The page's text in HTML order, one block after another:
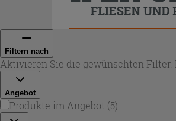
Filtern nach
Aktivieren Sie die gewünschten
Angebot
Produkte im Angebot (5)